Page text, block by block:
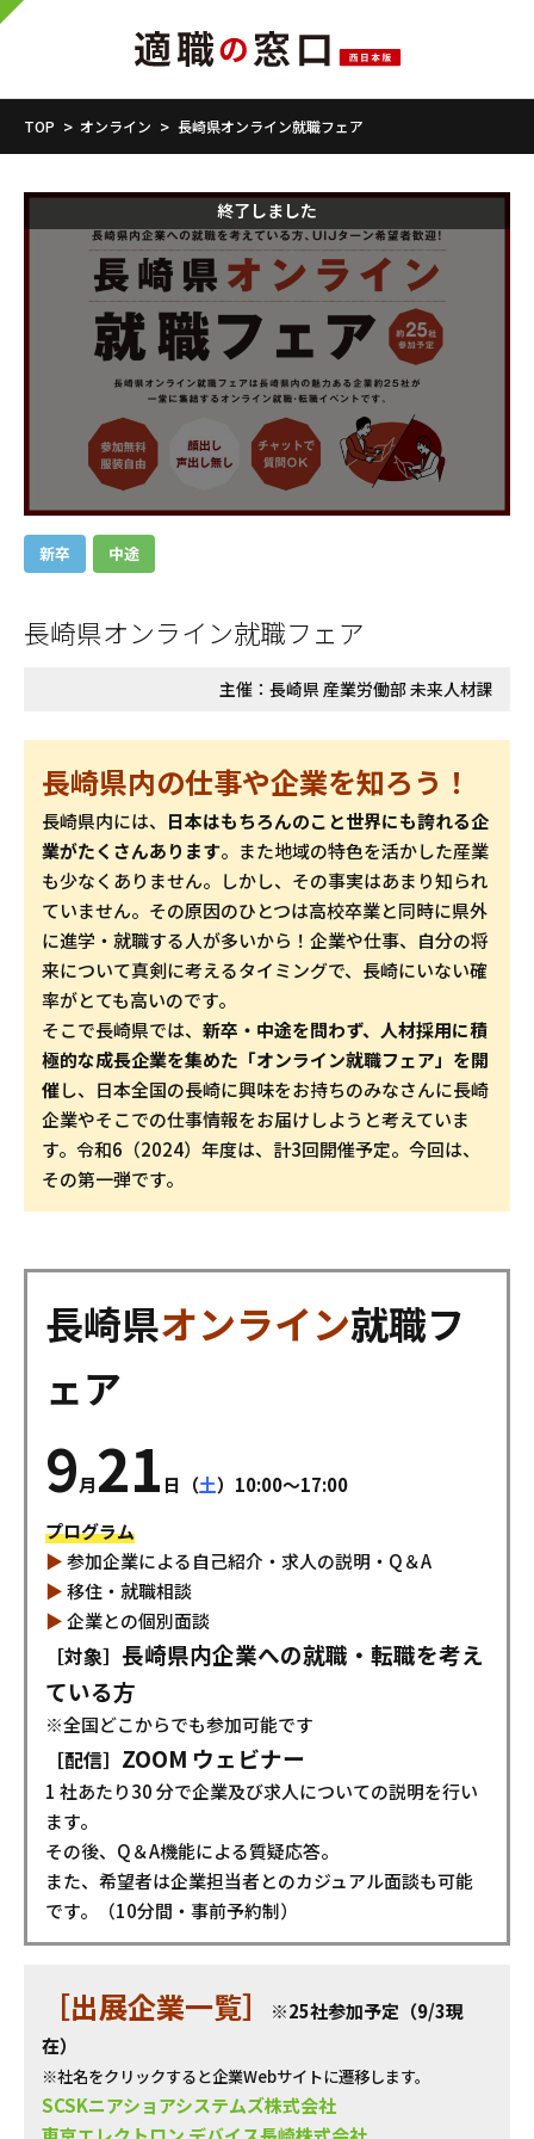
TOP オンライン 長崎県オンライン就職フェア
新卒 中途
長崎県オンライン就職フェア
主催：長崎県 産業労働部 未来人材課
長崎県内の仕事や企業を知ろう！
長崎県内には、 日本はもちろんのこと世界にも誇れる企
業がたくさんあります。また地域の特色を活かした産業
も少なくありません。しかし、その事実はあまり知られ
ていません。その原因のひとつは高校卒業と同時に県外
に進学・就職する人が多いから！企業や仕事、自分の将
来について真剣に考えるタイミングで、長崎にいない確
率がとても高いのです。
そこで長崎県では、 新卒・中途を問わず、人材採用に積
極的な成長企業を集めた「オンライン就職フェア」を開
催し、日本全国の長崎に興味をお持ちのみなさんに長崎
企業やそこでの仕事情報をお届けしようと考えていま
す。令和6（2024）年度は、計3回開催予定。今回は、
その第一弾です。
長崎県オンライン就職フ
ェア
9月21 日（土）10:00〜17:00
プログラム
▶︎参加企業による自己紹介・求人の説明・Q＆A
▶︎移住・就職相談
▶︎企業との個別面談
［対象］ 長崎県内企業への就職・転職を考え
ている方
※全国どこからでも参加可能です
［配信］ ZOOM ウェビナー
1 社あたり30 分で企業及び求人についての説明を行い
ます。
その後、Q＆A機能による質疑応答。
また、希望者は企業担当者とのカジュアル面談も可能
です。（10分間・事前予約制）
［出展企業一覧］
※25社参加予定（9/3現
在）
※社名をクリックすると企業Webサイトに遷移します。
SCSKニアショアシステムズ株式会社